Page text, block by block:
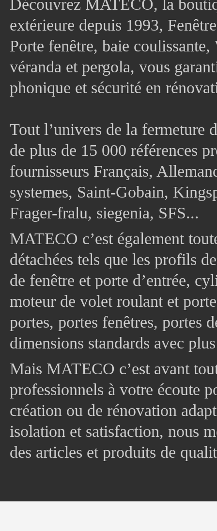
Découvrez MATECO, la
extérieure depuis 1993,
Porte fenêtre, baie
véranda et pergola, vous
phonique et sécurité en
Tout l’univers de la fermeture
de plus de 15 000 références
fournisseurs Français,
systemes, Saint-Gobain,
Frager-fralu, siegenia, SFS...
MATECO c’est également
détachées tels que les profils
de fenêtre et porte d’entrée,
moteur de volet roulant et
portes, portes fenêtres, portes
dimensions standards avec
Mais MATECO c’est avant
professionnels à votre écoute
création ou de rénovation
isolation et satisfaction, nous
des articles et produits de